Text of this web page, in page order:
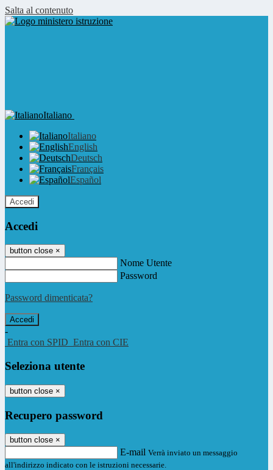
Salta al contenuto
Italiano
Italiano
English
Deutsch
Français
Español
Accedi
Accedi
button close ×
Nome Utente
Password
Password dimenticata?
-
Entra con SPID Entra con CIE
Seleziona utente
button close ×
Recupero password
button close ×
E-mail Verrà inviato un messaggio
all'indirizzo indicato con le istruzioni necessarie.